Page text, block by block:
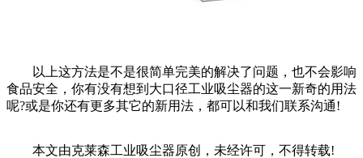
以上这方法是不是很简单完美的解决了问题，也不会影响
食品安全，你有没有想到大口径工业吸尘器的这一新奇的用法
呢?或是你还有更多其它的新用法，都可以和我们联系沟通!
本文由克莱森工业吸尘器原创，未经许可，不得转载!